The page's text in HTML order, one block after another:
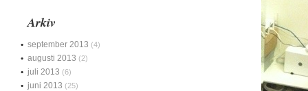
Arkiv
september 2013 (4)
augusti 2013 (2)
juli 2013 (6)
juni 2013 (25)